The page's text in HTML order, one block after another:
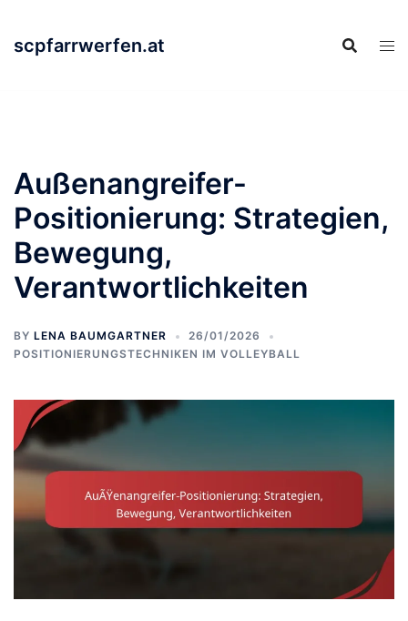
content
scpfarrwerfen.at
Außenangreifer-
Positionierung: Strategien,
Bewegung,
Verantwortlichkeiten
BY LENA BAUMGARTNER
26/01/2026
POSITIONIERUNGSTECHNIKEN IM VOLLEYBALL